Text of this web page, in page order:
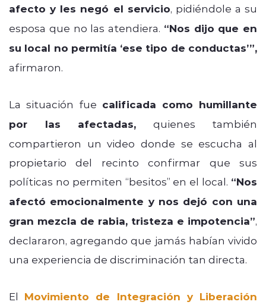
afecto y les negó el servicio, pidiéndole a su
esposa que no las atendiera. “Nos dijo que en
su local no permitía ‘ese tipo de conductas’”,
afirmaron.
La situación fue calificada como humillante
por las afectadas, quienes también
compartieron un video donde se escucha al
propietario del recinto confirmar que sus
políticas no permiten “besitos” en el local. “Nos
afectó emocionalmente y nos dejó con una
gran mezcla de rabia, tristeza e impotencia”,
declararon, agregando que jamás habían vivido
una experiencia de discriminación tan directa.
El Movimiento de Integración y Liberación